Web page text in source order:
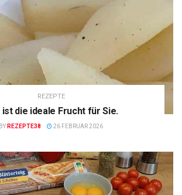
REZEPTE
ist die ideale Frucht für Sie.
BY REZEPTE38 26 FEBRUAR 2026